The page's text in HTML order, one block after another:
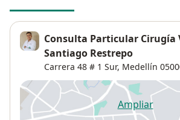
Consulta Particular Cirugía
Santiago Restrepo
Carrera 48 # 1 Sur, Medellín
Ampliar
se abre